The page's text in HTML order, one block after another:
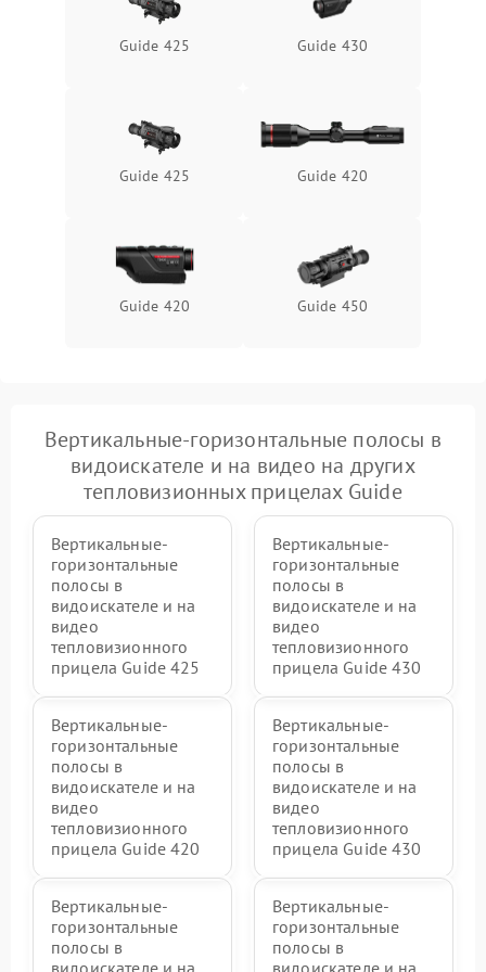
защиты от замыкания
Поломка системы защиты
от перенапряжения
1500 ₽ Подробнее →
Guide 425 Guide 430
Guide 425 Guide 420
Guide 420 Guide 450
Вертикальные-горизонтальные полосы в
видоискателе и на видео на других
тепловизионных прицелах Guide
Вертикальные-
горизонтальные
полосы в
видоискателе и на
видео
тепловизионного
прицела Guide 425
Вертикальные-
горизонтальные
полосы в
видоискателе и на
видео
тепловизионного
прицела Guide 430
Вертикальные-
горизонтальные
полосы в
видоискателе и на
видео
тепловизионного
прицела Guide 420
Вертикальные-
горизонтальные
полосы в
видоискателе и на
видео
тепловизионного
прицела Guide 430
Вертикальные-
горизонтальные
полосы в
видоискателе и на
Вертикальные-
горизонтальные
полосы в
видоискателе и на